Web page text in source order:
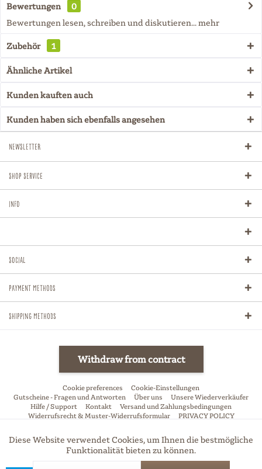
Bewertungen
0
Bewertungen lesen, schreiben und diskutieren...mehr
Zubehör 1
Ähnliche Artikel
Kunden kauften auch
Kunden haben sich ebenfalls angesehen
Newsletter
Shop Service
Info
Social
Payment methods
Shipping methods
Withdraw from contract
Cookie preferences
Cookie-Einstellungen
Gutscheine - Fragen und Antworten
Über uns
Unsere Wiederverkäufer
Hilfe / Support
Kontakt
Versand und Zahlungsbedingungen
Widerrufsrecht & Muster-Widerrufsformular
PRIVACY POLICY
* All price incl. VAT, excl. shipping-fees if not stated otherwise
Funktionale Aktiv
Diese Website verwendet Cookies, um Ihnen die bestmögliche
Funktionalität bieten zu können.